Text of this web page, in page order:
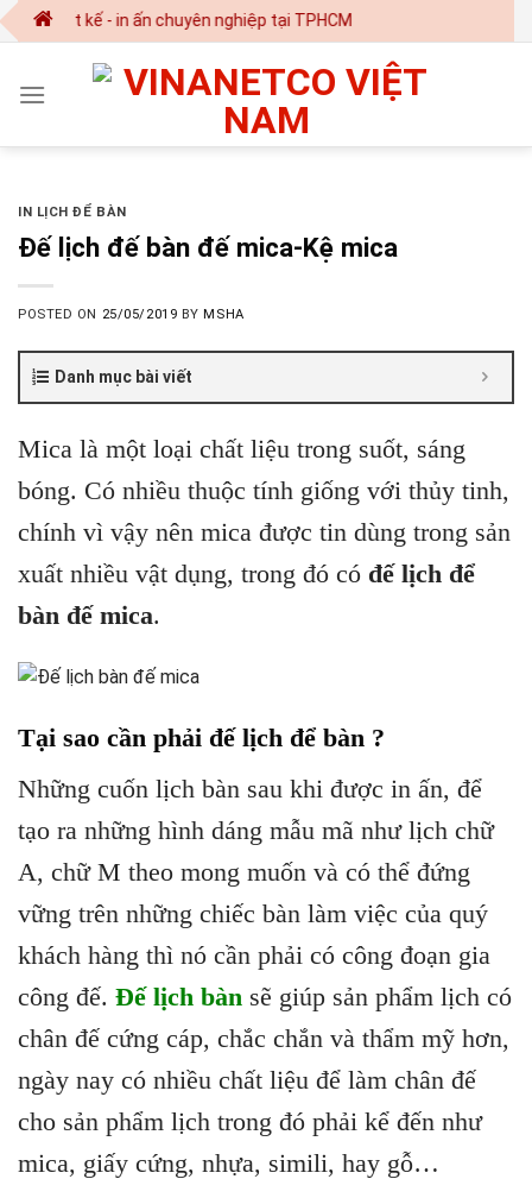
Skip
to
kế - in ấn chuyên nghiệp tại TPHCM
IN LỊCH ĐỂ BÀN
Đế lịch đế bàn đế mica-Kệ mica
POSTED ON 25/05/2019 BYMSHA
Danh mục bài viết
Mica là một loại chất liệu trong suốt, sáng
bóng. Có nhiều thuộc tính giống với thủy tinh,
chính vì vậy nên mica được tin dùng trong sản
xuất nhiều vật dụng, trong đó có đế lịch để
bàn đế mica.
Tại sao cần phải đế lịch để bàn ?
Những cuốn lịch bàn sau khi được in ấn, để
tạo ra những hình dáng mẫu mã như lịch chữ
A, chữ M theo mong muốn và có thể đứng
vững trên những chiếc bàn làm việc của quý
khách hàng thì nó cần phải có công đoạn gia
công đế. Đế lịch bàn sẽ giúp sản phẩm lịch có
chân đế cứng cáp, chắc chắn và thẩm mỹ hơn,
ngày nay có nhiều chất liệu để làm chân đế
cho sản phẩm lịch trong đó phải kể đến như
mica, giấy cứng, nhựa, simili, hay gỗ…